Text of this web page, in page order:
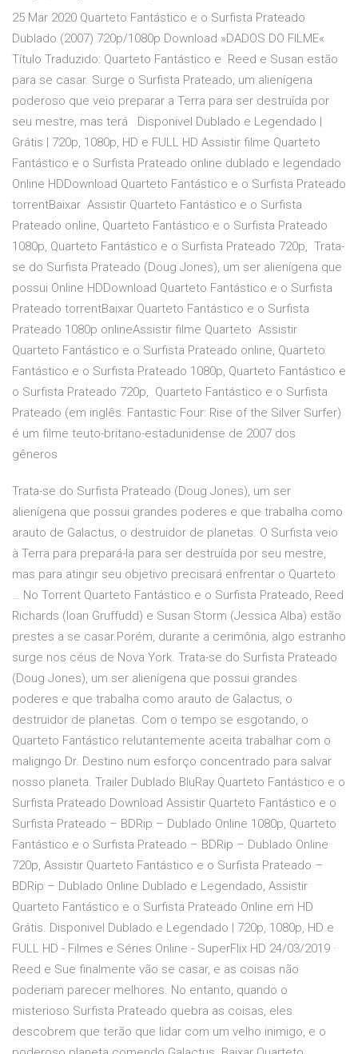
25 Mar 2020 Quarteto Fantástico e o Surfista Prateado
Dublado (2007) 720p/1080p Download »DADOS DO FILME«
Título Traduzido: Quarteto Fantástico e Reed e Susan estão
para se casar. Surge o Surfista Prateado, um alienígena
poderoso que veio preparar a Terra para ser destruída por
seu mestre, mas terá Disponivel Dublado e Legendado |
Grátis | 720p, 1080p, HD e FULL HD Assistir filme Quarteto
Fantástico e o Surfista Prateado online dublado e legendado
Online HDDownload Quarteto Fantástico e o Surfista Prateado
torrentBaixar Assistir Quarteto Fantástico e o Surfista
Prateado online, Quarteto Fantástico e o Surfista Prateado
1080p, Quarteto Fantástico e o Surfista Prateado 720p, Trata-
se do Surfista Prateado (Doug Jones), um ser alienígena que
possui Online HDDownload Quarteto Fantástico e o Surfista
Prateado torrentBaixar Quarteto Fantástico e o Surfista
Prateado 1080p onlineAssistir filme Quarteto Assistir
Quarteto Fantástico e o Surfista Prateado online, Quarteto
Fantástico e o Surfista Prateado 1080p, Quarteto Fantástico e
o Surfista Prateado 720p, Quarteto Fantástico e o Surfista
Prateado (em inglês: Fantastic Four: Rise of the Silver Surfer)
é um filme teuto-britano-estadunidense de 2007 dos
gêneros
Trata-se do Surfista Prateado (Doug Jones), um ser
alienígena que possui grandes poderes e que trabalha como
arauto de Galactus, o destruidor de planetas. O Surfista veio
à Terra para prepará-la para ser destruída por seu mestre,
mas para atingir seu objetivo precisará enfrentar o Quarteto
… No Torrent Quarteto Fantástico e o Surfista Prateado, Reed
Richards (Ioan Gruffudd) e Susan Storm (Jessica Alba) estão
prestes a se casar.Porém, durante a cerimônia, algo estranho
surge nos céus de Nova York. Trata-se do Surfista Prateado
(Doug Jones), um ser alienígena que possui grandes
poderes e que trabalha como arauto de Galactus, o
destruidor de planetas. Com o tempo se esgotando, o
Quarteto Fantástico relutantemente aceita trabalhar com o
maligngo Dr. Destino num esforço concentrado para salvar
nosso planeta. Trailer Dublado BluRay Quarteto Fantástico e o
Surfista Prateado Download Assistir Quarteto Fantástico e o
Surfista Prateado – BDRip – Dublado Online 1080p, Quarteto
Fantástico e o Surfista Prateado – BDRip – Dublado Online
720p, Assistir Quarteto Fantástico e o Surfista Prateado –
BDRip – Dublado Online Dublado e Legendado, Assistir
Quarteto Fantástico e o Surfista Prateado Online em HD
Grátis. Disponivel Dublado e Legendado | 720p, 1080p, HD e
FULL HD - Filmes e Séries Online - SuperFlix HD 24/03/2019 ·
Reed e Sue finalmente vão se casar, e as coisas não
poderiam parecer melhores. No entanto, quando o
misterioso Surfista Prateado quebra as coisas, eles
descobrem que terão que lidar com um velho inimigo, e o